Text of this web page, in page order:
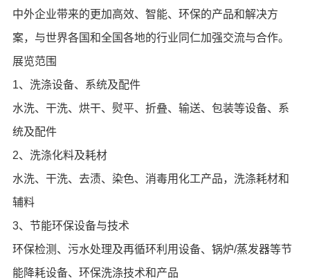
中外企业带来的更加高效、智能、环保的产品和解决方
案，与世界各国和全国各地的行业同仁加强交流与合作。
展览范围
1、洗涤设备、系统及配件
水洗、干洗、烘干、熨平、折叠、输送、包装等设备、系
统及配件
2、洗涤化料及耗材
水洗、干洗、去渍、染色、消毒用化工产品，洗涤耗材和
辅料
3、节能环保设备与技术
环保检测、污水处理及再循环利用设备、锅炉/蒸发器等节
能降耗设备、环保洗涤技术和产品